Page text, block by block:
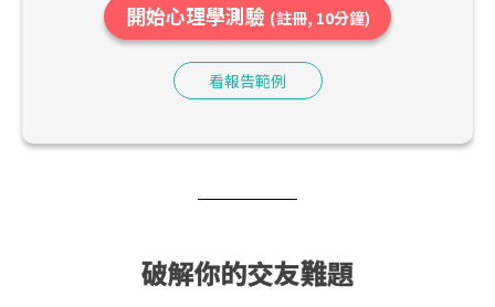
開始心理學測驗 (註冊, 10分鐘)
看報告範例
破解你的交友難題